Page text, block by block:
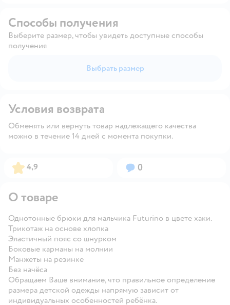
Способы получения
Выберите размер, чтобы увидеть доступные способы
получения
Выбрать размер
Условия возврата
Обменять или вернуть товар надлежащего качества
можно в течение 14 дней с момента покупки.
Рейтинг:
4,9 Вопросов:
0
О товаре
Однотонные брюки для мальчика Futurino в цвете хаки.
Трикотаж на основе хлопка
Эластичный пояс со шнурком
Боковые карманы на молнии
Манжеты на резинке
Без начёса
Обращаем Ваше внимание, что правильное определение
размера детской одежды напрямую зависит от
индивидуальных особенностей ребёнка.